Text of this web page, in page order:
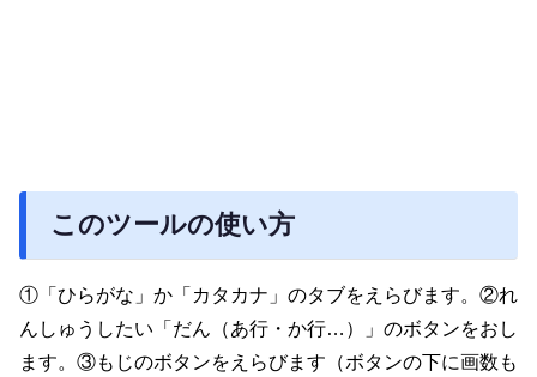
このツールの使い方
①「ひらがな」か「カタカナ」のタブをえらびます。②れ
んしゅうしたい「だん（あ行・か行…）」のボタンをおし
ます。③もじのボタンをえらびます（ボタンの下に画数も